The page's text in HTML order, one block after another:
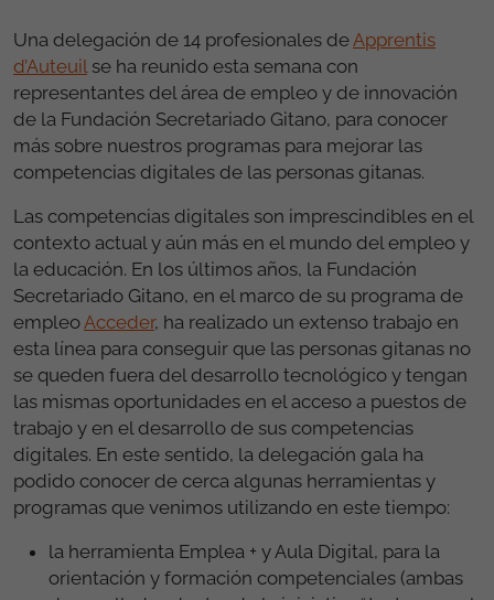
Una delegación de 14 profesionales deApprentis
d’Auteuilse ha reunido esta semana con
representantes del área de empleo y de innovación
de la Fundación Secretariado Gitano, para conocer
más sobre nuestros programas para mejorar las
competencias digitales de las personas gitanas.
Las competencias digitales son imprescindibles en el
contexto actual y aún más en el mundo del empleo y
la educación. En los últimos años, la Fundación
Secretariado Gitano, en el marco de su programa de
empleoAcceder, ha realizado un extenso trabajo en
esta línea para conseguir que las personas gitanas no
se queden fuera del desarrollo tecnológico y tengan
las mismas oportunidades en el acceso a puestos de
trabajo y en el desarrollo de sus competencias
digitales. En este sentido, la delegación gala ha
podido conocer de cerca algunas herramientas y
programas que venimos utilizando en este tiempo:
la herramienta Emplea + y Aula Digital, para la
orientación y formación competenciales (ambas